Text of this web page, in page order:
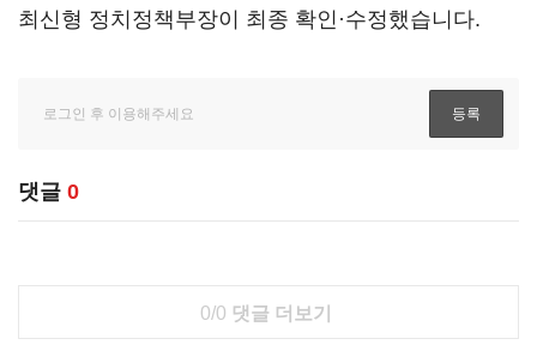
최신형 정치정책부장이 최종 확인·수정했습니다.
댓글 0
0/0 댓글 더보기